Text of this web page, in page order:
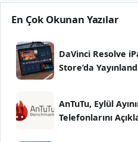
En Çok Okunan Yazılar
DaVinci Resolve
Store’da
AnTuTu, Eylül
Telefonlarını